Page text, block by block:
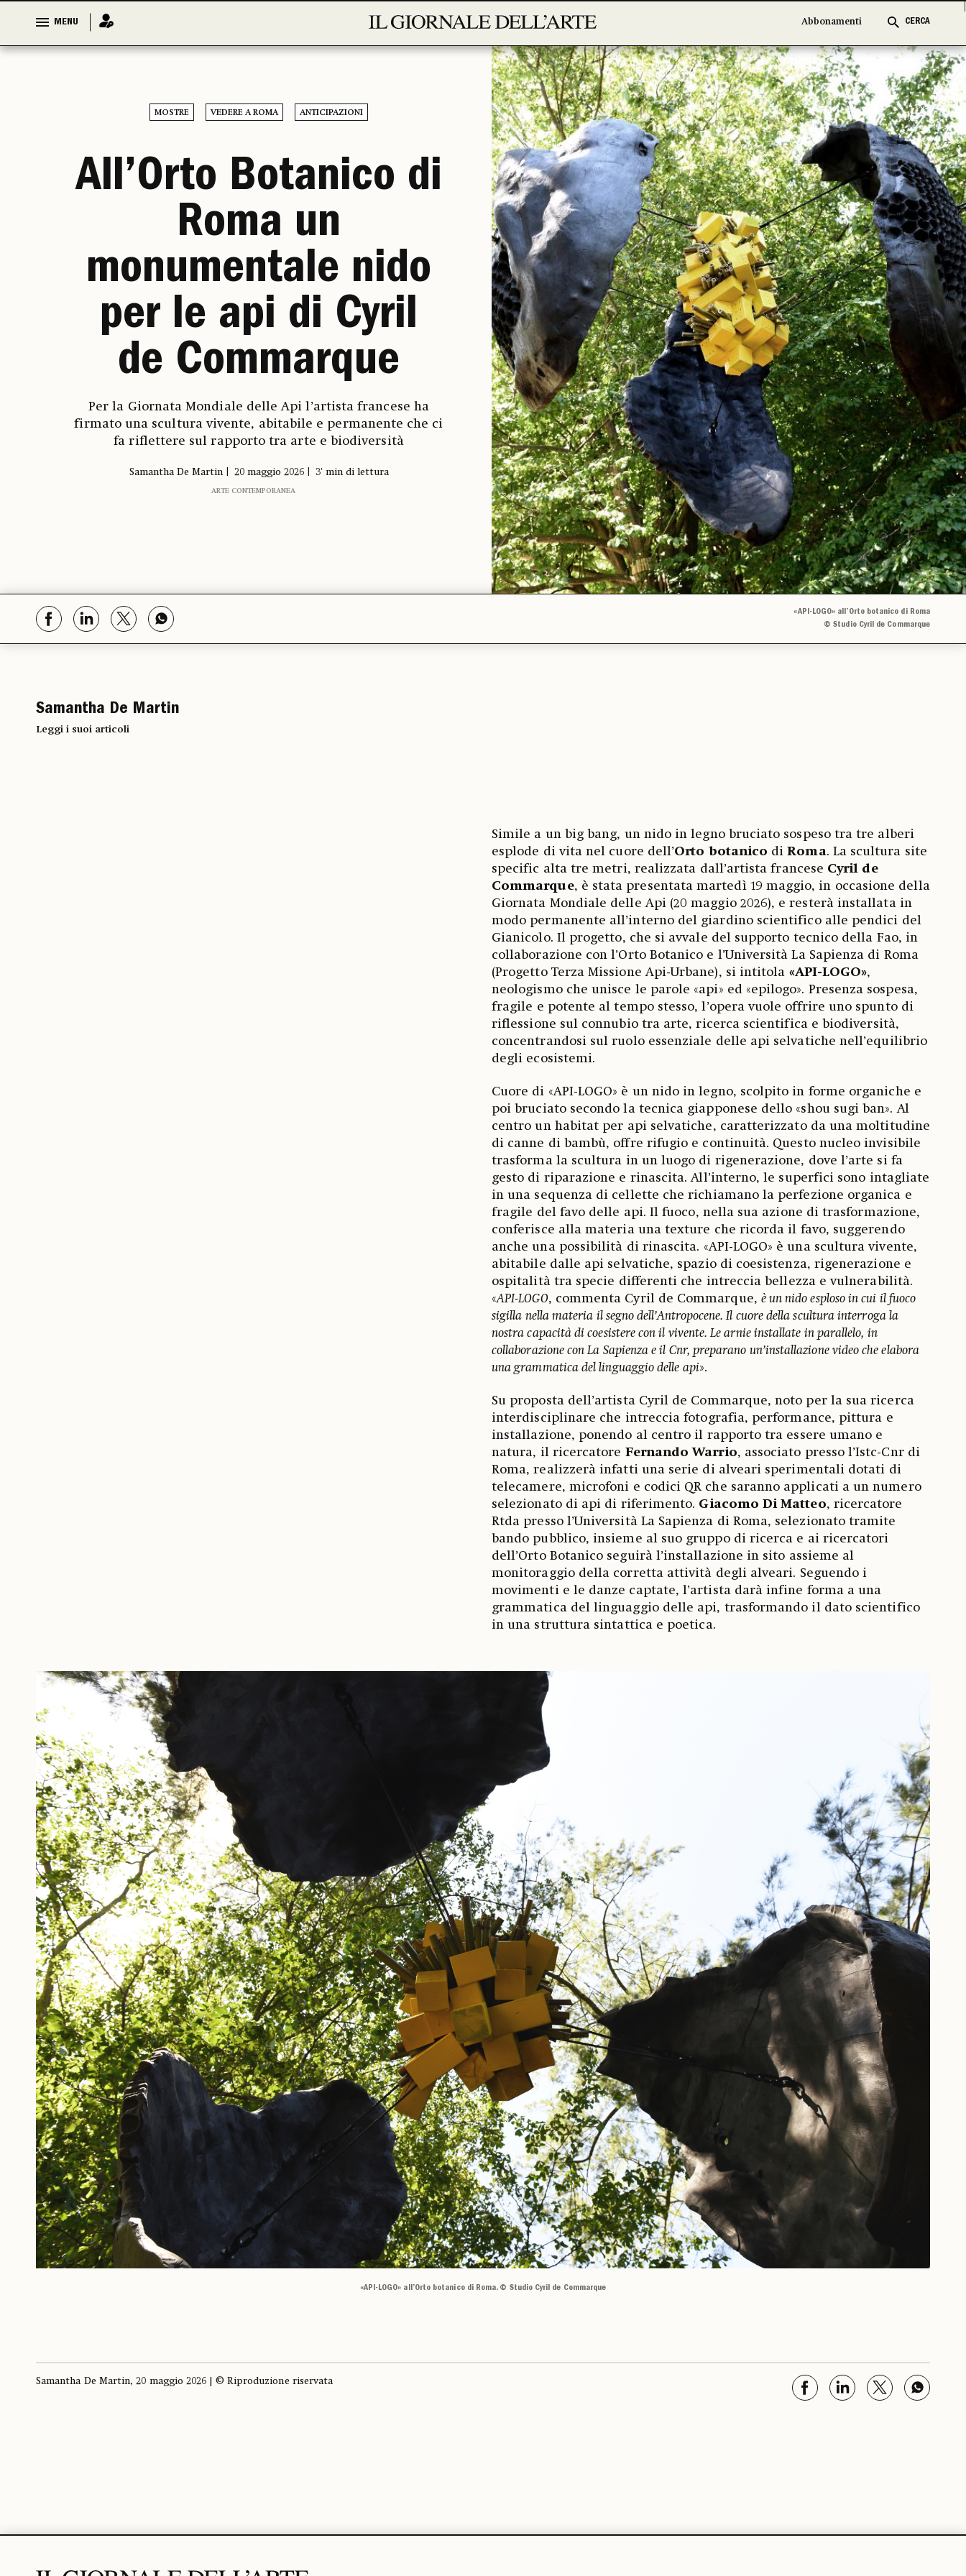
MENU Abbonamenti CERCA
MENU Abbonamenti CERCA
MOSTRE VEDERE A ROMA ANTICIPAZIONI
All’Orto Botanico di
Roma un
monumentale nido
per le api di Cyril
de Commarque
Per la Giornata Mondiale delle Api l’artista francese ha
firmato una scultura vivente, abitabile e permanente che ci
fa riflettere sul rapporto tra arte e biodiversità
Samantha De Martin 20 maggio 2026 3' min di lettura
ARTE CONTEMPORANEA
«API-LOGO» all’Orto botanico di Roma
© Studio Cyril de Commarque
Samantha De Martin
Leggi i suoi articoli
Simile a un big bang, un nido in legno bruciato sospeso tra tre alberi
esplode di vita nel cuore dell’Orto botanico diRoma. La scultura site
specific alta tre metri, realizzata dall’artista francese Cyril de
Commarque, è stata presentata martedì 19 maggio, in occasione della
Giornata Mondiale delle Api (20 maggio 2026), e resterà installata in
modo permanente all’interno del giardino scientifico alle pendici del
Gianicolo. Il progetto, che si avvale del supporto tecnico della Fao, in
collaborazione con l’Orto Botanico e l’Università La Sapienza di Roma
(Progetto Terza Missione Api-Urbane), si intitola «API-LOGO»,
neologismo che unisce le parole «api» ed «epilogo». Presenza sospesa,
fragile e potente al tempo stesso, l’opera vuole offrire uno spunto di
riflessione sul connubio tra arte, ricerca scientifica e biodiversità,
concentrandosi sul ruolo essenziale delle api selvatiche nell’equilibrio
degli ecosistemi.
Cuore di «API-LOGO» è un nido in legno, scolpito in forme organiche e
poi bruciato secondo la tecnica giapponese dello «shou sugi ban». Al
centro un habitat per api selvatiche, caratterizzato da una moltitudine
di canne di bambù, offre rifugio e continuità. Questo nucleo invisibile
trasforma la scultura in un luogo di rigenerazione, dove l’arte si fa
gesto di riparazione e rinascita. All’interno, le superfici sono intagliate
in una sequenza di cellette che richiamano la perfezione organica e
fragile del favo delle api. Il fuoco, nella sua azione di trasformazione,
conferisce alla materia una texture che ricorda il favo, suggerendo
anche una possibilità di rinascita. «API-LOGO» è una scultura vivente,
abitabile dalle api selvatiche, spazio di coesistenza, rigenerazione e
ospitalità tra specie differenti che intreccia bellezza e vulnerabilità.
«API-LOGO, commenta Cyril de Commarque, è un nido esploso in cui il fuoco
sigilla nella materia il segno dell’Antropocene. Il cuore della scultura interroga la
nostra capacità di coesistere con il vivente. Le arnie installate in parallelo, in
collaborazione con La Sapienza e il Cnr, preparano un’installazione video che elabora
una grammatica del linguaggio delle api».
Su proposta dell’artista Cyril de Commarque, noto per la sua ricerca
interdisciplinare che intreccia fotografia, performance, pittura e
installazione, ponendo al centro il rapporto tra essere umano e
natura, il ricercatore Fernando Warrio, associato presso l’Istc-Cnr di
Roma, realizzerà infatti una serie di alveari sperimentali dotati di
telecamere, microfoni e codici QR che saranno applicati a un numero
selezionato di api di riferimento. Giacomo Di Matteo, ricercatore
Rtda presso l’Università La Sapienza di Roma, selezionato tramite
bando pubblico, insieme al suo gruppo di ricerca e ai ricercatori
dell’Orto Botanico seguirà l’installazione in sito assieme al
monitoraggio della corretta attività degli alveari. Seguendo i
movimenti e le danze captate, l’artista darà infine forma a una
grammatica del linguaggio delle api, trasformando il dato scientifico
in una struttura sintattica e poetica.
«API-LOGO» all’Orto botanico di Roma. © Studio Cyril de Commarque
Samantha De Martin, 20 maggio 2026 | © Riproduzione riservata